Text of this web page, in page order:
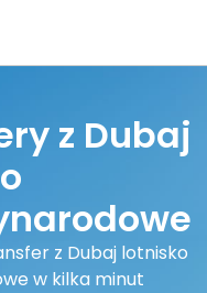
z Dubaj
z Dubaj lotnisko
w kilka minut